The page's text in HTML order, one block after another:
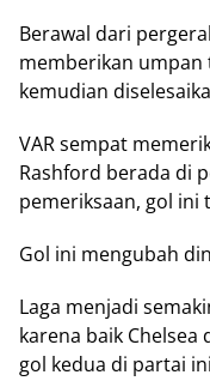
Berawal dari
memberikan umpan
kemudian
VAR sempat
Rashford berada di
pemeriksaan, gol ini
Gol ini mengubah
Laga menjadi
karena baik Chelsea
gol kedua di partai